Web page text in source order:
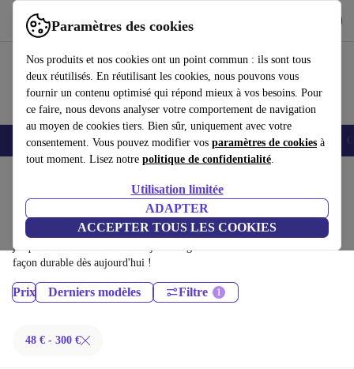
Paramètres des cookies
Nos produits et nos cookies ont un point commun : ils sont tous
deux réutilisés. En réutilisant les cookies, nous pouvons vous
fournir un contenu optimisé qui répond mieux à vos besoins. Pour
ce faire, nous devons analyser votre comportement de navigation
au moyen de cookies tiers. Bien sûr, uniquement avec votre
consentement. Vous pouvez modifier vos paramètres de cookies à
tout moment. Lisez notre politique de confidentialité.
Utilisation limitée
ADAPTER
ACCEPTER TOUS LES COOKIES
Utilisez refurbed rapidement et facilement
Smartphones Laptops Tablettes Montres connectées Accessoires
Téléphones Nokia:
Téléphones Nokia certifiés reconditionnés à moins de 300€ – économisez
jusqu'à 40 %. Retours sous 30 jours et garantie de 12 mois. Achetez de
façon durable dès aujourd'hui !
Prix Derniers modèles Filtre
48 € - 300 €